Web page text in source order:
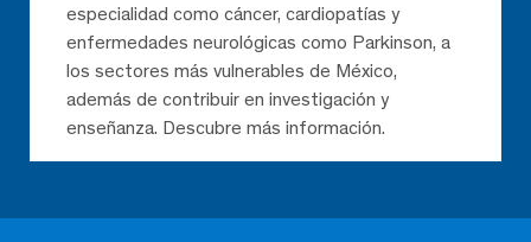
especialidad como cáncer, cardiopatías y
enfermedades neurológicas como Parkinson, a
los sectores más vulnerables de México,
además de contribuir en investigación y
enseñanza. Descubre más información.